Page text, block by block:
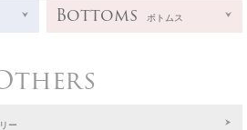
Bottoms ボトムス
ー